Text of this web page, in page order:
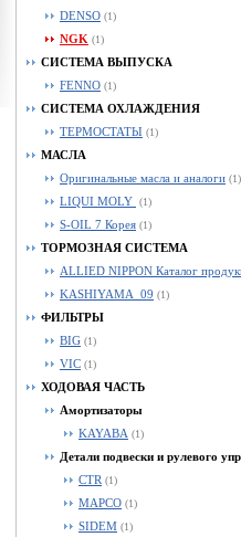
DENSO (1)
NGK (1)
СИСТЕМА ВЫПУСКА
FENNO (1)
СИСТЕМА ОХЛАЖДЕНИЯ
ТЕРМОСТАТЫ (1)
МАСЛА
Оригинальные масла и аналоги (1)
LIQUI MOLY (1)
S-OIL 7 Корея (1)
ТОРМОЗНАЯ СИСТЕМА
ALLIED NIPPON Каталог
KASHIYAMA_09 (1)
ФИЛЬТРЫ
BIG (1)
VIC (1)
ХОДОВАЯ ЧАСТЬ
Амортизаторы
KAYABA (1)
Детали подвески и рулевого
CTR (1)
MAPCO (1)
SIDEM (1)